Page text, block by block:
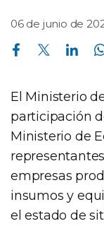
06 de junio de
Compartir en Facebook Compartir en Twitter Compartir en Linkedin Compartir en Whatsapp
El Ministerio
participación
Ministerio de
empresas
insumos y
el estado de